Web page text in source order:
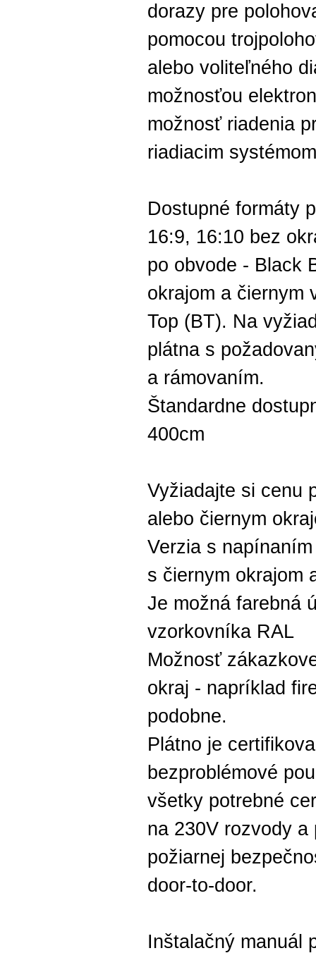
dorazy pre
pomocou
alebo voliteľného
možnosťou
možnosť riadenia
riadiacim
Dostupné formáty
16:9, 16:10 bez
po obvode - Black
okrajom a čiernym
Top (BT). Na
plátna s
a rámovaním.
Štandardne
400cm
Vyžiadajte si cenu
alebo čiernym
Verzia s
s čiernym okrajom
Je možná farebná
vzorkovníka RAL
Možnosť
okraj - napríklad
podobne.
Plátno je
bezproblémové
všetky potrebné
na 230V rozvody
požiarnej
door-to-door.
Inštalačný manuál